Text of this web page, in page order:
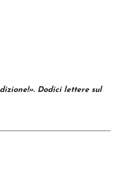
Dodici lettere sul